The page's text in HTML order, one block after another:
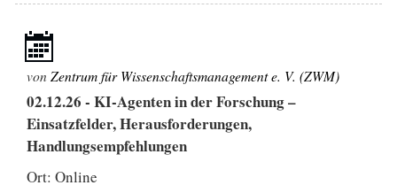
vonZentrum für Wissenschaftsmanagement e. V. (ZWM)
02.12.26 - KI-Agenten in der Forschung –
Einsatzfelder, Herausforderungen,
Handlungsempfehlungen
Ort: Online